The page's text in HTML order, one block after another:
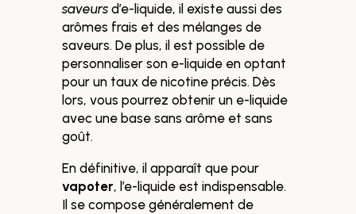
saveursd’e-liquide, il existe aussi des
arômes frais et des mélanges de
saveurs. De plus, il est possible de
personnaliser son e-liquide en optant
pour un taux de nicotine précis. Dès
lors, vous pourrez obtenir un e-liquide
avec une base sans arôme et sans
goût.
En définitive, il apparaît que pour
vapoter, l’e-liquide est indispensable.
Il se compose généralement de